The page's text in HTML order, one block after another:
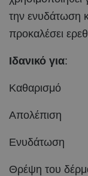
την ενυδάτωση
προκαλέσει
Ιδανικό για:
Καθαρισμό
Απολέπιση
Ενυδάτωση
Θρέψη του